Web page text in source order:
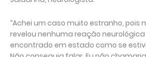
“Achei um caso muito estranho, pois
revelou nenhuma reação neurológica
encontrado em estado como se